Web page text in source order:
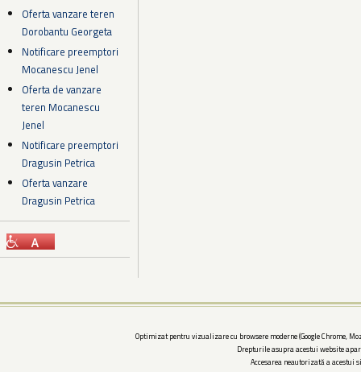
Oferta vanzare teren
Dorobantu Georgeta
Notificare preemptori
Mocanescu Jenel
Oferta de vanzare
teren Mocanescu
Jenel
Notificare preemptori
Dragusin Petrica
Oferta vanzare
Dragusin Petrica
Optimizat pentru vizualizare cu browsere moderne (Google Chrome,
Drepturile asupra acestui website
Accesarea neautorizată a acestui